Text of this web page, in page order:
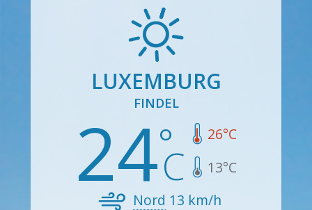
LUXEMBURG
FINDEL
24 26°C
13°C
Nord 13 km/h